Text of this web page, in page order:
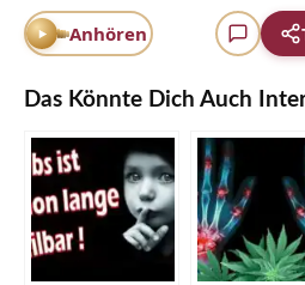
Anhören
Das Könnte Dich Auch